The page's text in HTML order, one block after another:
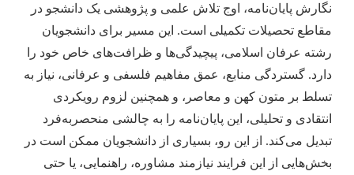
نگارش پایان‌نامه، اوج تلاش علمی و پژوهشی یک دانشجو در
مقاطع تحصیلات تکمیلی است. این مسیر برای دانشجویان
رشته عرفان اسلامی، پیچیدگی‌ها و ظرافت‌های خاص خود را
دارد. گستردگی منابع، عمق مفاهیم فلسفی و عرفانی، نیاز به
تسلط بر متون کهن و معاصر، و همچنین لزوم رویکردی
انتقادی و تحلیلی، این پایان‌نامه را به چالشی منحصربه‌فرد
تبدیل می‌کند. از این رو، بسیاری از دانشجویان ممکن است در
بخش‌هایی از این فرایند نیازمند مشاوره، راهنمایی، یا حتی